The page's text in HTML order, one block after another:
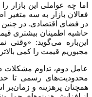
اما چه عواملی این بازار
فعالان بازار به سه متغیر
در فضای اقتصادی. در
حاشیه اطمینان بیشتری
این‌باره می‌گوید: «وقتی
مجبوریم قیمت را کمی
عامل دوم، تداوم مشکلات
محدودیت‌های رسمی تا حدی
همچنان پرهزینه و زمان‌بر